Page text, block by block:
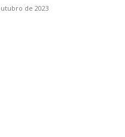
de 2023